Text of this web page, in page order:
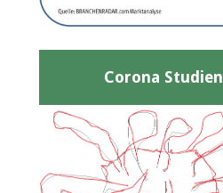
Corona Studien